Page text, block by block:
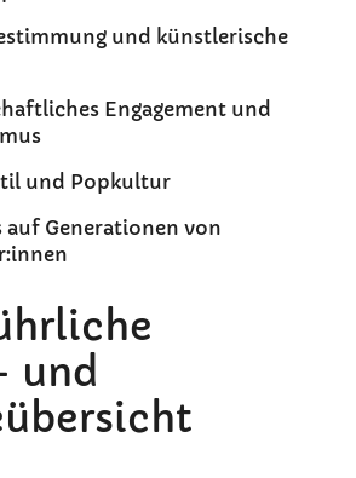
und künstlerische
Engagement und
und Popkultur
auf Generationen von
und